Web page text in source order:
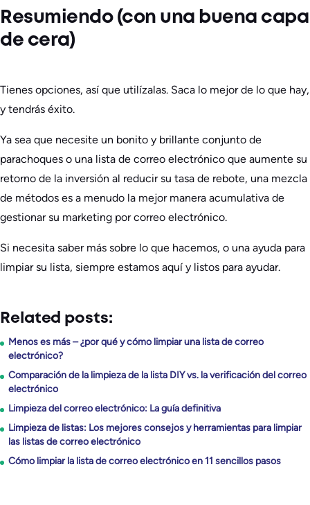
Resumiendo (con una buena capa
de cera)
Tienes opciones, así que utilízalas. Saca lo mejor de lo que hay,
y tendrás éxito.
Ya sea que necesite un bonito y brillante conjunto de
parachoques o una lista de correo electrónico que aumente su
retorno de la inversión al reducir su tasa de rebote, una mezcla
de métodos es a menudo la mejor manera acumulativa de
gestionar su marketing por correo electrónico.
Si necesita saber más sobre lo que hacemos, o una ayuda para
limpiar su lista, siempre estamos aquí y listos para ayudar.
Related posts:
Menos es más – ¿por qué y cómo limpiar una lista de correo
electrónico?
Comparación de la limpieza de la lista DIY vs. la verificación del correo
electrónico
Limpieza del correo electrónico: La guía definitiva
Limpieza de listas: Los mejores consejos y herramientas para limpiar
las listas de correo electrónico
Cómo limpiar la lista de correo electrónico en 11 sencillos pasos